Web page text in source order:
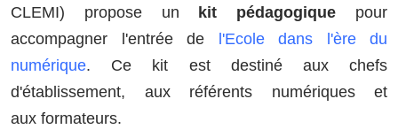
CLEMI) propose un kit pédagogique pour
accompagner l'entrée de l'Ecole dans l'ère du
numérique. Ce kit est destiné aux chefs
d'établissement, aux référents numériques et
aux formateurs.